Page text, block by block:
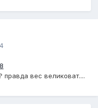
правда вес великоват....